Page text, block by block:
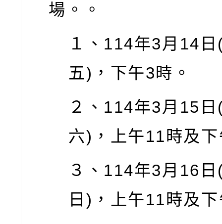
場。。
１ 、 114年3月 14 日
五) ，下午3時。
２、 114年3月 15 日
六) ，上午11 時及
３、 114年3月 16 日
日 ) ，上午11 時及